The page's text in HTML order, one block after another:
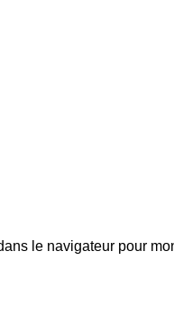
le navigateur pour